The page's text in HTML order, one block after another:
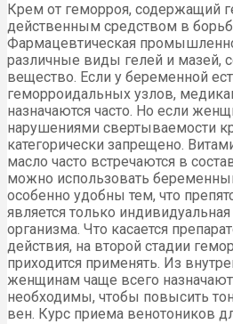
Крем от геморроя, содержащий
действенным средством в
Фармацевтическая
различные виды гелей и мазей,
вещество. Если у беременной
геморроидальных узлов,
назначаются часто. Но если
нарушениями свертываемости
категорически запрещено.
масло часто встречаются в
можно использовать
особенно удобны тем, что
является только
организма. Что касается
действия, на второй стадии
приходится применять. Из
женщинам чаще всего
необходимы, чтобы повысить
вен. Курс приема венотоников